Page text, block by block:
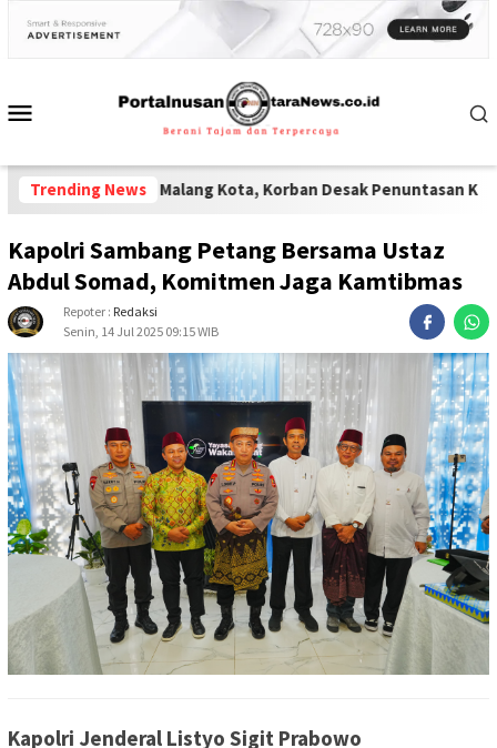
Trending News
Malang Kota, Korban Desak Penuntasan Kode Etik"-
Kapolri Sambang Petang Bersama Ustaz
Abdul Somad, Komitmen Jaga Kamtibmas
Repoter : Redaksi
Senin, 14 Jul 2025 09:15 WIB
Kapolri Jenderal Listyo Sigit Prabowo